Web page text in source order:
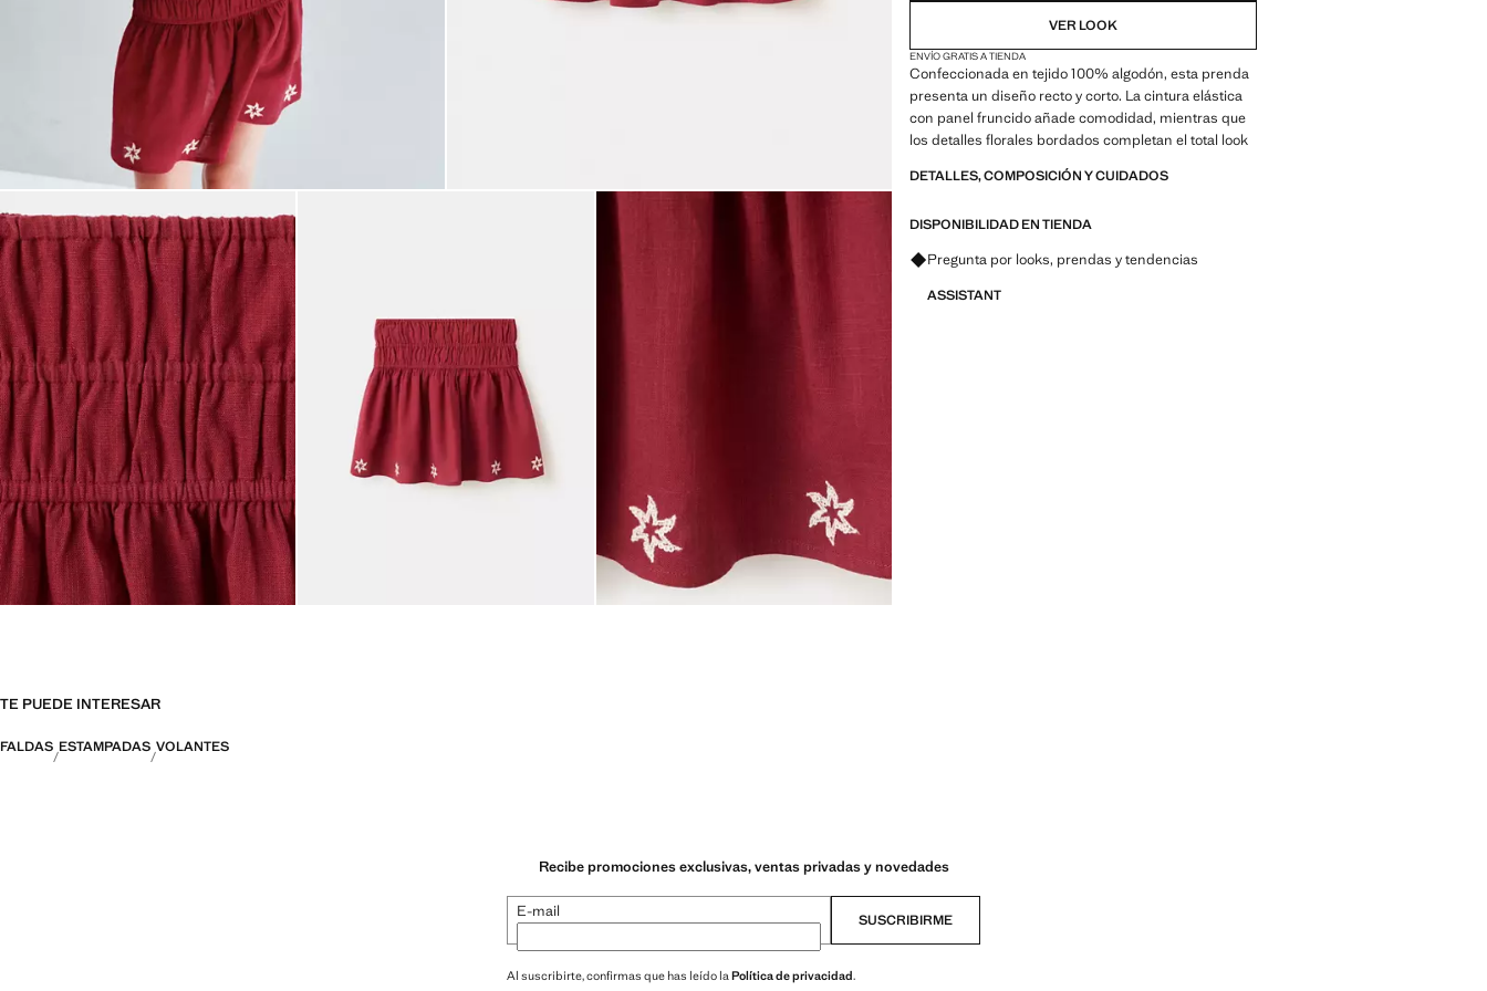
VER LOOK
ENVÍO GRATIS A TIENDA
Confeccionada en tejido 100% algodón, esta prenda
presenta un diseño recto y corto. La cintura elástica
con panel fruncido añade comodidad, mientras que
los detalles florales bordados completan el total look
DETALLES, COMPOSICIÓN Y CUIDADOS
DISPONIBILIDAD EN TIENDA
Pregunta por looks, prendas y tendencias
ASSISTANT
TE PUEDE INTERESAR
FALDAS ESTAMPADAS VOLANTES
Recibe promociones exclusivas, ventas privadas y novedades
E-mail SUSCRIBIRME
Al suscribirte, confirmas que has leído laPolítica de privacidad.